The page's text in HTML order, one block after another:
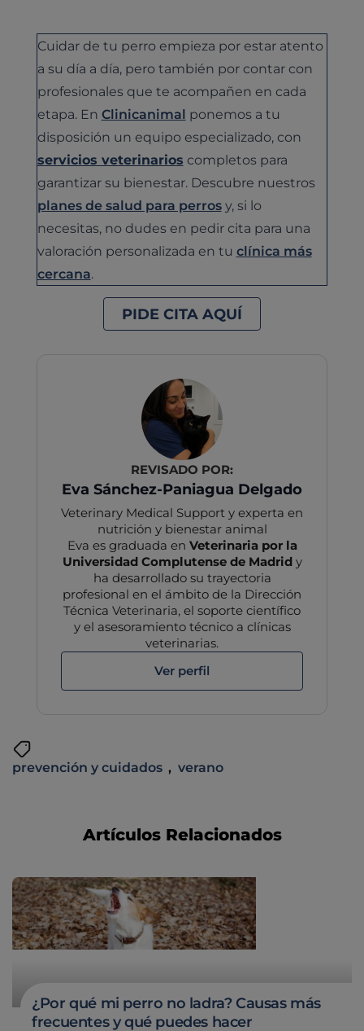
Cuidar de tu perro empieza por estar atento
a su día a día, pero también por contar con
profesionales que te acompañen en cada
etapa. En Clinicanimal ponemos a tu
disposición un equipo especializado, con
servicios veterinarios completos para
garantizar su bienestar. Descubre nuestros
planes de salud para perrosy, si lo
necesitas, no dudes en pedir cita para una
valoración personalizada en tu clínica más
cercana.
PIDE CITA AQUÍ
REVISADO POR:
Eva Sánchez-Paniagua Delgado
Veterinary Medical Support y experta en
nutrición y bienestar animal
Eva es graduada en Veterinaria por la
Universidad Complutense de Madridy
ha desarrollado su trayectoria
profesional en el ámbito de la Dirección
Técnica Veterinaria, el soporte científico
y el asesoramiento técnico a clínicas
veterinarias.
Ver perfil
prevención y cuidados , verano
Artículos Relacionados
¿Por qué mi perro no ladra? Causas más
frecuentes y qué puedes hacer